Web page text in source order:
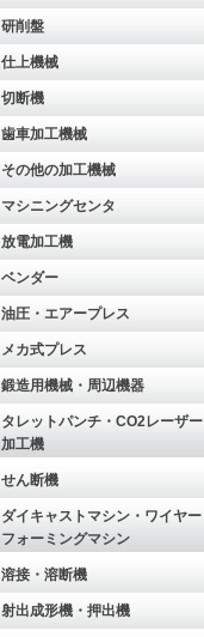
研削盤
仕上機械
切断機
歯車加工機械
その他の加工機械
マシニングセンタ
放電加工機
ベンダー
油圧・エアープレス
メカ式プレス
鍛造用機械・周辺機器
タレットパンチ・CO2レーザー
加工機
せん断機
ダイキャストマシン・ワイヤー
フォーミングマシン
溶接・溶断機
射出成形機・押出機